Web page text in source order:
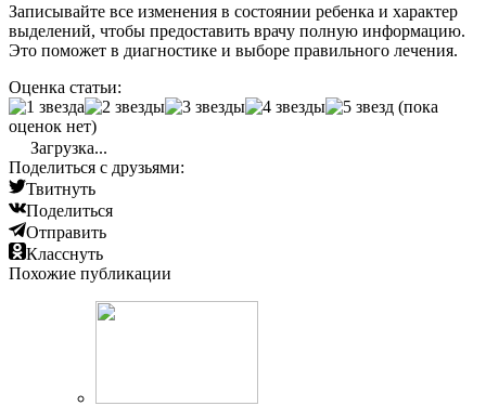
Записывайте все изменения в состоянии ребенка и характер
выделений, чтобы предоставить врачу полную информацию.
Это поможет в диагностике и выборе правильного лечения.
Оценка статьи:
(пока
оценок нет)
Загрузка...
Поделиться с друзьями:
Твитнуть
Поделиться
Отправить
Класснуть
Похожие публикации